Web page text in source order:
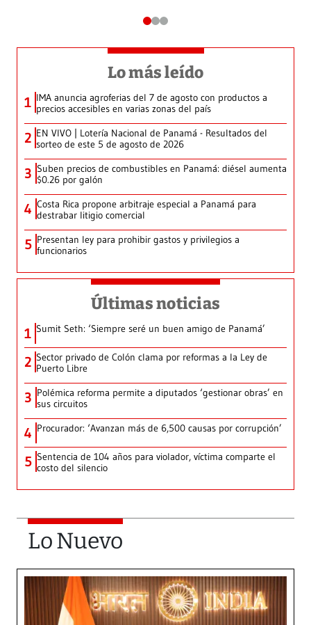
Lo más leído
1 IMA anuncia agroferias del 7 de agosto con productos a
precios accesibles en varias zonas del país
2 EN VIVO | Lotería Nacional de Panamá - Resultados del
sorteo de este 5 de agosto de 2026
3 Suben precios de combustibles en Panamá: diésel aumenta
$0.26 por galón
4 Costa Rica propone arbitraje especial a Panamá para
destrabar litigio comercial
5 Presentan ley para prohibir gastos y privilegios a
funcionarios
Últimas noticias
1 Sumit Seth: ‘Siempre seré un buen amigo de Panamá’
2 Sector privado de Colón clama por reformas a la Ley de
Puerto Libre
3 Polémica reforma permite a diputados ‘gestionar obras’ en
sus circuitos
4 Procurador: ‘Avanzan más de 6,500 causas por corrupción’
5 Sentencia de 104 años para violador, víctima comparte el
costo del silencio
Lo Nuevo